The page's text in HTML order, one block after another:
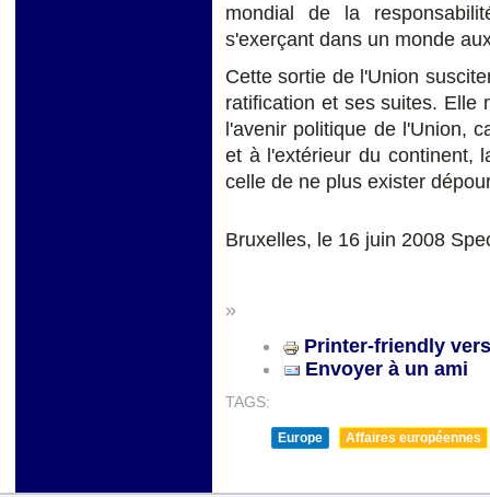
mondial de la
s'exerçant dans un monde
Cette sortie de l'Union
ratification et ses suites. Elle
l'avenir politique de l'Union,
et à l'extérieur du continent,
celle de ne plus exister
Bruxelles, le 16 juin 2008
»
Printer-friendly
Envoyer à un ami
TAGS:
Europe Affaires européennes